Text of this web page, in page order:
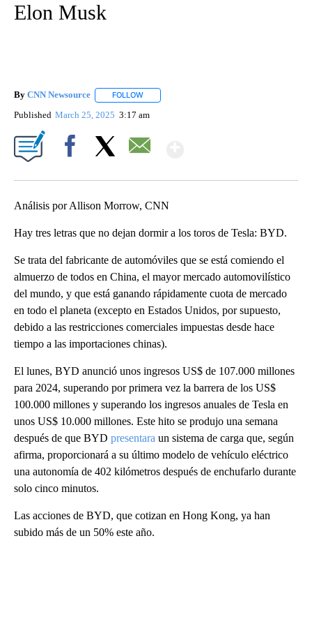
Elon Musk
By CNN Newsource FOLLOW
Published March 25, 2025 3:17 am
Análisis por Allison Morrow, CNN
Hay tres letras que no dejan dormir a los toros de Tesla: BYD.
Se trata del fabricante de automóviles que se está comiendo el
almuerzo de todos en China, el mayor mercado automovilístico
del mundo, y que está ganando rápidamente cuota de mercado
en todo el planeta (excepto en Estados Unidos, por supuesto,
debido a las restricciones comerciales impuestas desde hace
tiempo a las importaciones chinas).
El lunes, BYD anunció unos ingresos US$ de 107.000 millones
para 2024, superando por primera vez la barrera de los US$
100.000 millones y superando los ingresos anuales de Tesla en
unos US$ 10.000 millones. Este hito se produjo una semana
después de que BYD presentara un sistema de carga que, según
afirma, proporcionará a su último modelo de vehículo eléctrico
una autonomía de 402 kilómetros después de enchufarlo durante
solo cinco minutos.
Las acciones de BYD, que cotizan en Hong Kong, ya han
subido más de un 50% este año.